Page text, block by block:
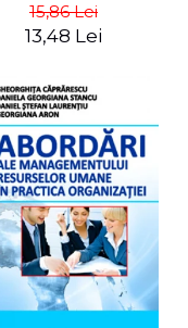
15,86 Lei
13,48 Lei